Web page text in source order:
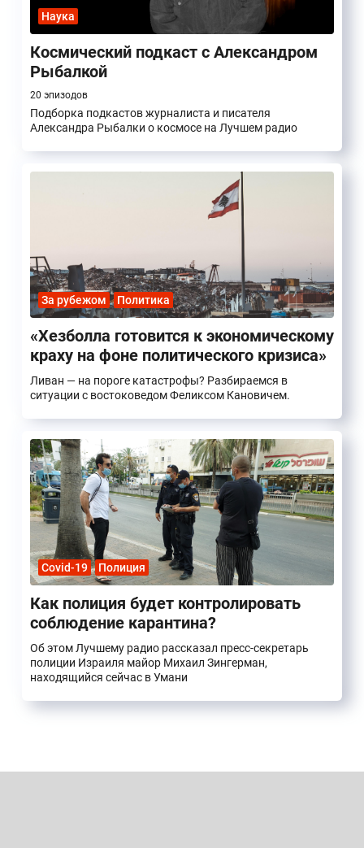
Наука
Космический подкаст с Александром
Рыбалкой
20 эпизодов
Подборка подкастов журналиста и писателя
Александра Рыбалки о космосе на Лучшем радио
За рубежом Политика
«Хезболла готовится к экономическому
краху на фоне политического кризиса»
Ливан — на пороге катастрофы? Разбираемся в
ситуации с востоковедом Феликсом Кановичем.
Covid-19 Полиция
Как полиция будет контролировать
соблюдение карантина?
Об этом Лучшему радио рассказал пресс-секретарь
полиции Израиля майор Михаил Зингерман,
находящийся сейчас в Умани